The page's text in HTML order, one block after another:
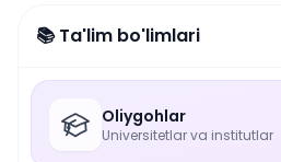
📚 Ta'lim bo'limlari
Oliygohlar
Universitetlar va institutlar